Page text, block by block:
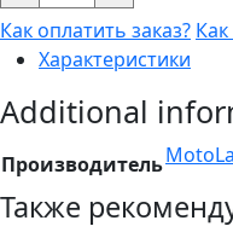
обод
18"
quantity
Как оплатить заказ?
Характеристики
Additional
Производитель
Также